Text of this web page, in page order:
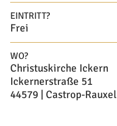
EINTRITT?
Frei
WO?
Christuskirche Ickern
Ickernerstraße 51
44579 | Castrop-Rauxel